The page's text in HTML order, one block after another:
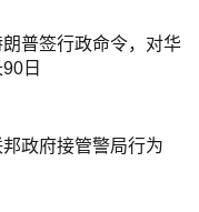
普签行政命令，对华
日
政府接管警局行为